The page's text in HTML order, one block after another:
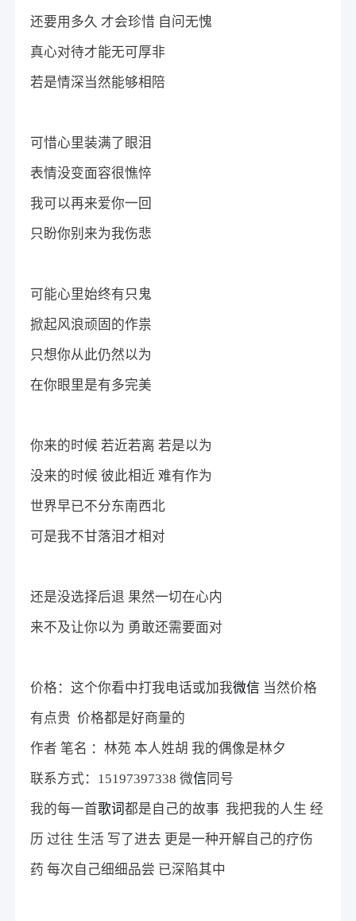
还要用多久 才会珍惜 自问无愧
真心对待才能无可厚非
若是情深当然能够相陪
可惜心里装满了眼泪
表情没变面容很憔悴
我可以再来爱你一回
只盼你别来为我伤悲
可能心里始终有只鬼
掀起风浪顽固的作祟
只想你从此仍然以为
在你眼里是有多完美
你来的时候 若近若离 若是以为
没来的时候 彼此相近 难有作为
世界早已不分东南西北
可是我不甘落泪才相对
还是没选择后退 果然一切在心内
来不及让你以为 勇敢还需要面对
价格：这个你看中打我电话或加我微信 当然价格
有点贵 价格都是好商量的
作者 笔名 ：林苑 本人姓胡 我的偶像是林夕
联系方式：15197397338 微信 同号
我的每一首歌词都是自己的故事 我把我的人生 经
历 过往 生活 写了进去 更是一种开解自己的疗伤
药 每次自己细细品尝 已深陷其中